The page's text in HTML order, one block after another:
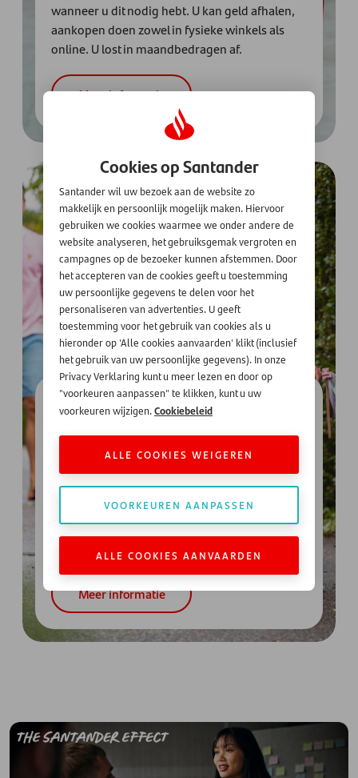
wanneer u dit nodig hebt. U kan geld afhalen,
aankopen doen zowel in fysieke winkels als
online. U lost in maandbedragen af.
Meer informatie
Persoonlijke lening van
Een lening op afbetaling met vaste rente en
duidelijke maandelijkse aflossingen. Leen het
exacte bedrag dat u nodig hebt voor uw
plannen en los het af over een vooraf
vastgesteld looptijd. Persoonlijk, transparant
en voorspelbaar.
Meer informatie
Cookies op Santander
Santander wil uw bezoek aan de website zo
makkelijk en persoonlijk mogelijk maken. Hiervoor
gebruiken we cookies waarmee we onder andere de
website analyseren, het gebruiksgemak vergroten en
campagnes op de bezoeker kunnen afstemmen. Door
het accepteren van de cookies geeft u toestemming
uw persoonlijke gegevens te delen voor het
personaliseren van advertenties. U geeft
toestemming voor het gebruik van cookies als u
hieronder op 'Alle cookies aanvaarden' klikt (inclusief
het gebruik van uw persoonlijke gegevens). In onze
Privacy Verklaring kunt u meer lezen en door op
"voorkeuren aanpassen" te klikken, kunt u uw
voorkeuren wijzigen.Cookiebeleid
ALLE COOKIES WEIGEREN
VOORKEUREN AANPASSEN
ALLE COOKIES AANVAARDEN